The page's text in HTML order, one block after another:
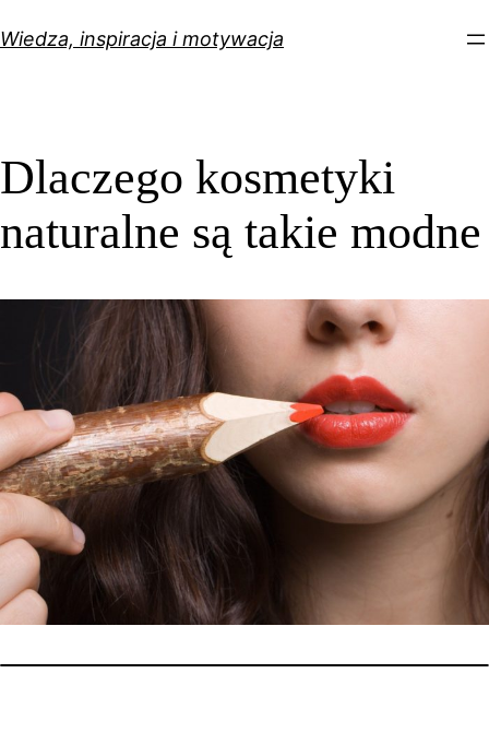
do
Wiedza, inspiracja i motywacja
Dlaczego kosmetyki
naturalne są takie modne